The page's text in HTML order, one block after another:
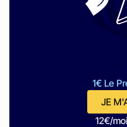
1€ Le
JE
12€/